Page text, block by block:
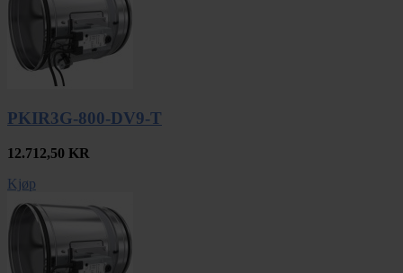
PKIR3G-800-DV9-T
12.712,50 KR
Kjøp